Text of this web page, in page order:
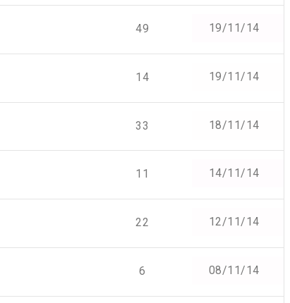
49 19/11/14
14 19/11/14
33 18/11/14
11 14/11/14
22 12/11/14
6 08/11/14